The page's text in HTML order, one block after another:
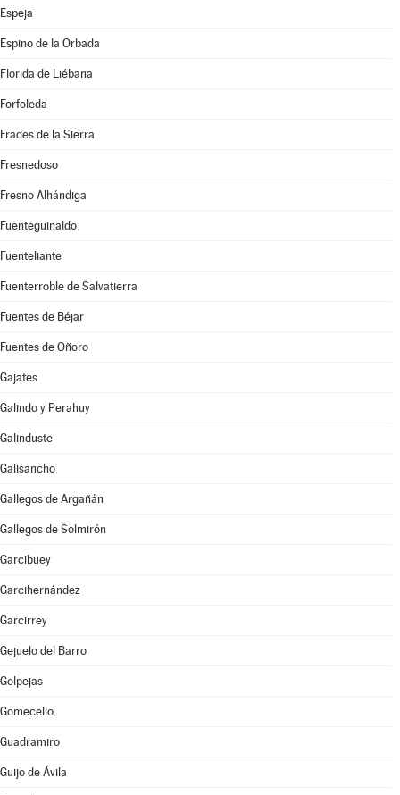
Espeja
Espino de la Orbada
Florida de Liébana
Forfoleda
Frades de la Sierra
Fresnedoso
Fresno Alhándiga
Fuenteguinaldo
Fuenteliante
Fuenterroble de Salvatierra
Fuentes de Béjar
Fuentes de Oñoro
Gajates
Galindo y Perahuy
Galinduste
Galisancho
Gallegos de Argañán
Gallegos de Solmirón
Garcibuey
Garcihernández
Garcirrey
Gejuelo del Barro
Golpejas
Gomecello
Guadramiro
Guijo de Ávila